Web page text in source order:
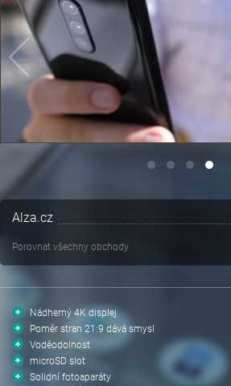
Alza.cz
Porovnat všechny obchody
Nádherný 4K displej
Poměr stran 21:9 dává smysl
Voděodolnost
microSD slot
Solidní fotoaparáty